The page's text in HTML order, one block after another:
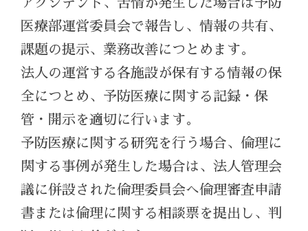
アクシデント、苦情が発生した場合は予防
医療部運営委員会で報告し、情報の共有、
課題の提示、業務改善につとめます。
法人の運営する各施設が保有する情報の保
全につとめ、予防医療に関する記録・保
管・開示を適切に行います。
予防医療に関する研究を行う場合、倫理に
関する事例が発生した場合は、法人管理会
議に併設された倫理委員会へ倫理審査申請
書または倫理に関する相談票を提出し、判